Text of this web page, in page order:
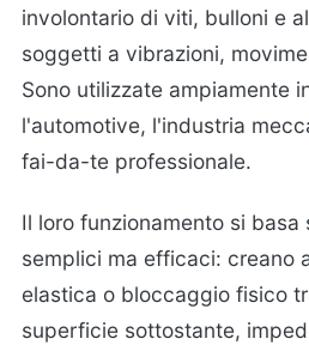
involontario di viti, bulloni e
soggetti a vibrazioni,
Sono utilizzate ampiamente
l'automotive, l'industria
fai-da-te professionale.
Il loro funzionamento si
semplici ma efficaci: creano
elastica o bloccaggio fisico
superficie sottostante,